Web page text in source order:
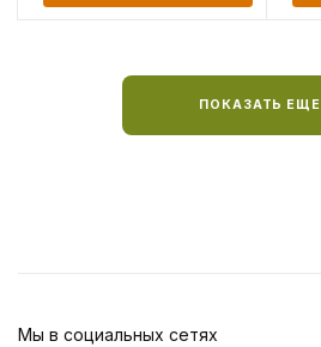
ПОКАЗАТЬ ЕЩЕ
Мы в социальных сетях